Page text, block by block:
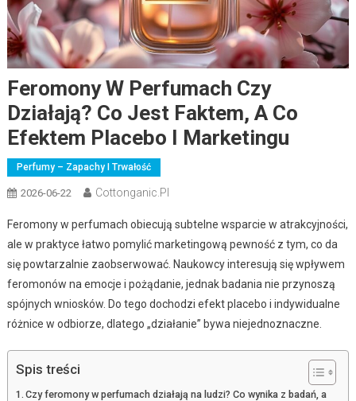
Feromony W Perfumach Czy
Działają? Co Jest Faktem, A Co
Efektem Placebo I Marketingu
Perfumy – Zapachy I Trwałość
2026-06-22 Cottonganic.pl
Feromony w perfumach obiecują subtelne wsparcie w atrakcyjności,
ale w praktyce łatwo pomylić marketingową pewność z tym, co da
się powtarzalnie zaobserwować. Naukowcy interesują się wpływem
feromonów na emocje i pożądanie, jednak badania nie przynoszą
spójnych wniosków. Do tego dochodzi efekt placebo i indywidualne
różnice w odbiorze, dlatego „działanie” bywa niejednoznaczne.
Spis treści
Czy feromony w perfumach działają na ludzi? Co wynika z badań, a